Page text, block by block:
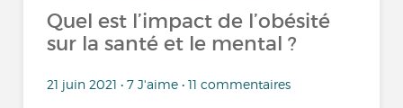
Quel est l’impact de l’obésité
sur la santé et le mental ?
21 juin 2021 • 7 J'aime • 11 commentaires